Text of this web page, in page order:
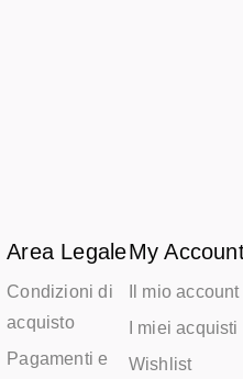
Area Legale
Condizioni di
acquisto
Pagamenti e
My
Il mio account
I miei acquisti
Wishlist